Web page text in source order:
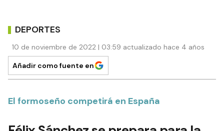
DEPORTES
10 de noviembre de 2022 | 03:59 actualizado hace 4 años
Añadir como fuente en
El formoseño competirá en España